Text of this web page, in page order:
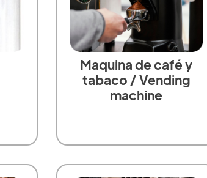
Maquina de café y
tabaco / Vending
machine